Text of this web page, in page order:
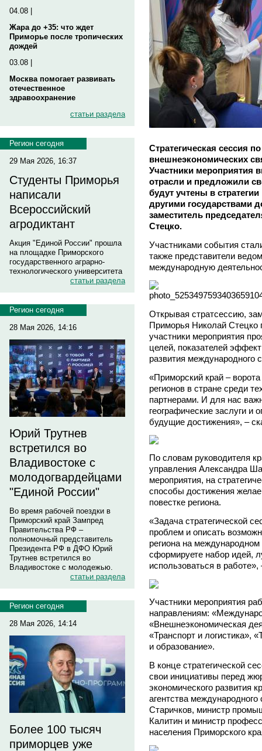
04.08 |
Жара до +35: что ждет
Приморье после тропических
дождей
03.08 |
Москва помогает развивать
отечественное
здравоохранение
статьи раздела
Регион сегодня
29 Мая 2026, 16:37
Студенты Приморья
написали
Всероссийский
агродиктант
Акция "Единой России" прошла
на площадке Приморского
государственного аграрно-
технологического университета
статьи раздела
Регион сегодня
28 Мая 2026, 14:16
Юрий Трутнев
встретился во
Владивостоке с
молодогвардейцами
"Единой России"
Во время рабочей поездки в
Приморский край Зампред
Правительства РФ –
полномочный представитель
Президента РФ в ДФО Юрий
Трутнев встретился во
Владивостоке с молодежью.
статьи раздела
Регион сегодня
28 Мая 2026, 14:14
Более 100 тысяч
приморцев уже
Стратегическая сессия
внешнеэкономических
Участники мероприятия
отрасли и предложили
будут учтены в
другими государствами
заместитель
Стецко.
Участниками события
также представители
международную
Открывая стратсессию,
Приморья Николай Стецко
участники мероприятия
целей, показателей
развития международного
«Приморский край –
регионов в стране среди
партнерами. И для нас
географические заслуги
будущие достижения», –
По словам руководителя
управления Александра
мероприятия, на
способы достижения
повестке региона.
«Задача стратегической
проблем и описать
региона на
сформируете набор идей,
использоваться в
Участники мероприятия
направлениям:
«Внешнеэкономическая
«Транспорт и логистика»,
и образование».
В конце стратегической
свои инициативы перед
экономического развития
агентства
Старичков, министр
Калитин и министр
населения Приморского